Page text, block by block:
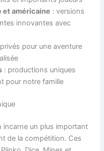
et américaine : versions
innovantes avec
pour une aventure
: productions uniques
pour notre famille
incarne un plus important
de la compétition. Ces